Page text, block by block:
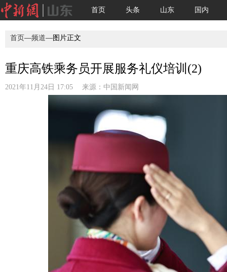
首页 头条 山东 国内
首页—频道—图片正文
重庆高铁乘务员开展服务礼仪培训(2)
2021年11月24日 17:05 来源： 中国新闻网